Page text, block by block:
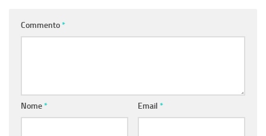
Commento*
Nome* Email *